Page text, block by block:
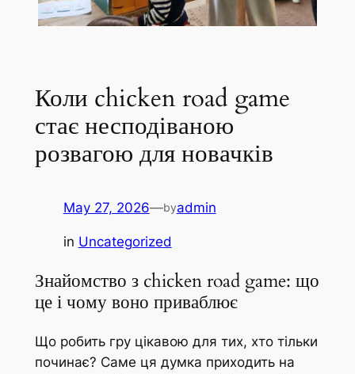
Коли chicken road game
стає несподіваною
розвагою для новачків
May 27, 2026—byadmin
in Uncategorized
Знайомство з chicken road game: що
це і чому воно приваблює
Що робить гру цікавою для тих, хто тільки
починає? Саме ця думка приходить на